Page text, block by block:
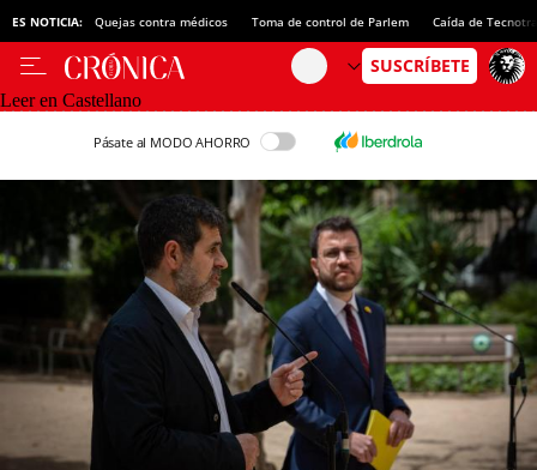
ES NOTICIA: Quejas contra médicos Toma de control de Parlem Caída de
Leer en Castellano
Pásate al MODO AHORRO